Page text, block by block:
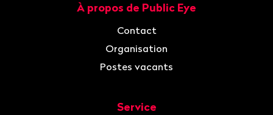
À propos de Public Eye
Contact
Organisation
Postes vacants
Service